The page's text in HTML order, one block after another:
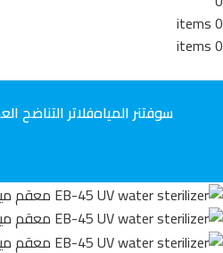
0
items
0
items
سوفتنر المياهفلاتر التناضح